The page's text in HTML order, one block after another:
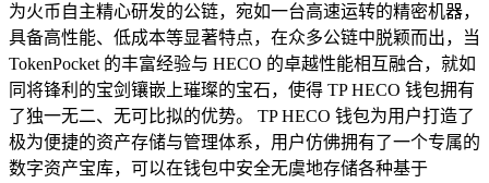
为火币自主精心研发的公链，宛如一台高速运转的精密机器，
具备高性能、低成本等显著特点，在众多公链中脱颖而出，当
TokenPocket 的丰富经验与 HECO 的卓越性能相互融合，就如
同将锋利的宝剑镶嵌上璀璨的宝石，使得 TP HECO 钱包拥有
了独一无二、无可比拟的优势。 TP HECO 钱包为用户打造了
极为便捷的资产存储与管理体系，用户仿佛拥有了一个专属的
数字资产宝库，可以在钱包中安全无虞地存储各种基于